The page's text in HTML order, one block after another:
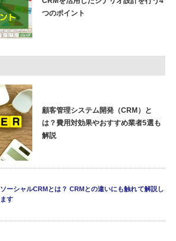
つのポイント
顧客管理システム開発（CRM）と
は？費用対効果やおすすめ業者5選も
解説
ソーシャルCRMとは？ CRMとの違いにも触れて解説し
ます